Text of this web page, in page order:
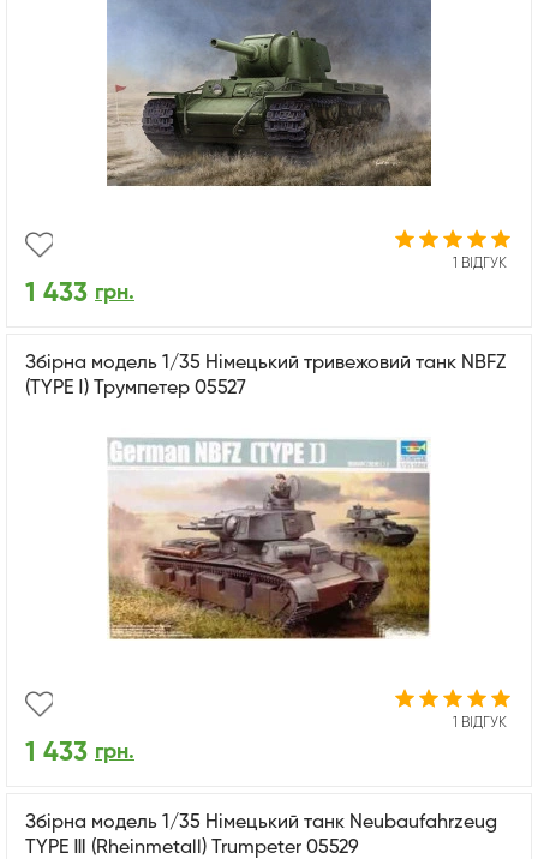
1 ВІДГУК
1 433 грн.
Збірна модель 1/35 Німецький тривежовий танк NBFZ
(TYPE Ⅰ) Трумпетер 05527
1 ВІДГУК
1 433 грн.
Збірна модель 1/35 Німецький танк Neubaufahrzeug
TYPE Ⅲ (Rheinmetall) Trumpeter 05529